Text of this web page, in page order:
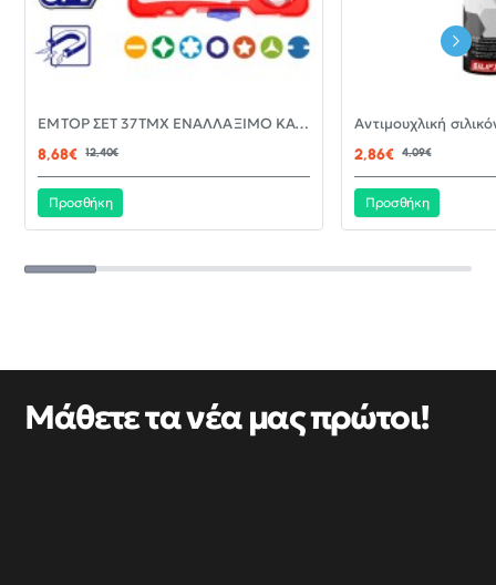
-30%EMTOP ΣΕΤ 37ΤΜΧ ΕΝΑΛΛΑΞΙΜΟ ΚΑΤΣΑΒΙΔΙ ΜΕ ΜΥΤΕΣ EBST03702
8,68€
12,40€
Προσθήκη
2,86€ 4,09€
Προσθήκη
Μάθετε τα νέα μας πρώτοι!